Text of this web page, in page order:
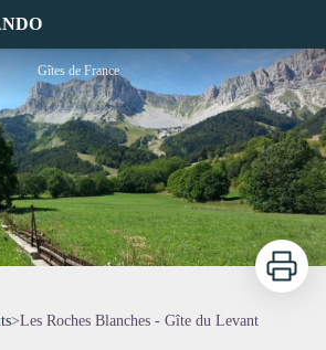
du Levant
Gîtes de France
Imprimer
>Les Roches Blanches - Gîte du Levant